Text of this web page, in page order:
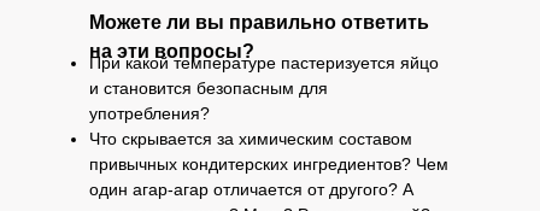
Можете ли вы правильно ответить
на эти вопросы?
При какой температуре пастеризуется яйцо
и становится безопасным для
употребления?
Что скрывается за химическим составом
привычных кондитерских ингредиентов? Чем
один агар-агар отличается от другого? А